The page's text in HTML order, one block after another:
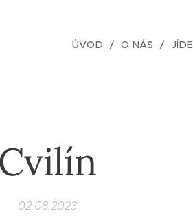
ÚVOD O NÁS
Cvilín
02.08.2023